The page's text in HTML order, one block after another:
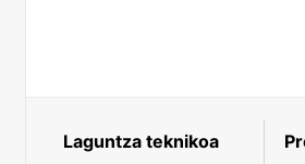
Laguntza teknikoa